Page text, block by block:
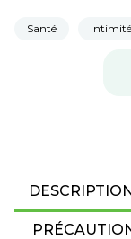
Santé